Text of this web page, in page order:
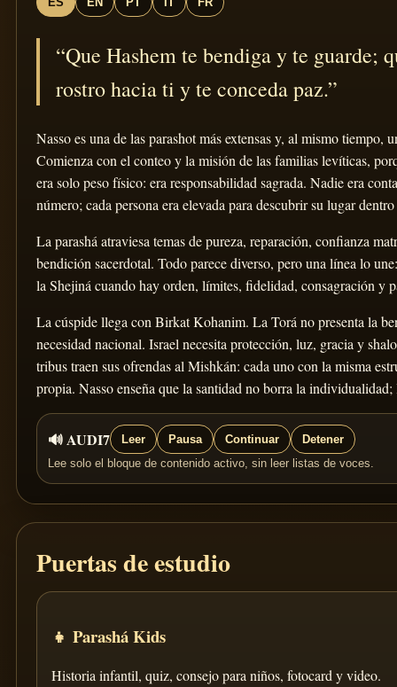
“Que Hashem te bendiga y te guarde;
rostro hacia ti y te conceda paz.”
Nasso es una de las parashot más extensas y, al mismo tiempo,
Comienza con el conteo y la misión de las familias levíticas,
era solo peso físico: era responsabilidad sagrada. Nadie era
número; cada persona era elevada para descubrir su lugar
La parashá atraviesa temas de pureza, reparación, confianza
bendición sacerdotal. Todo parece diverso, pero una línea lo
la Shejiná cuando hay orden, límites, fidelidad, consagración y
La cúspide llega con Birkat Kohanim. La Torá no presenta la
necesidad nacional. Israel necesita protección, luz, gracia y
tribus traen sus ofrendas al Mishkán: cada uno con la misma
propia. Nasso enseña que la santidad no borra la individualidad;
🔊 AUDI7 Leer Pausa Continuar
Detener
Lee solo el bloque de contenido activo, sin leer listas de voces.
Puertas de estudio
👧 Parashá Kids
Historia infantil, quiz, consejo para niños, fotocard y video.